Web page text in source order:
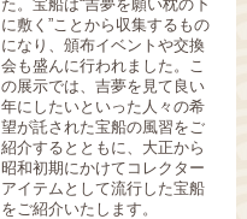
た。宝船は“吉夢を願い枕の下
に敷く”ことから収集するもの
になり、頒布イベントや交換
会も盛んに行われました。こ
の展示では、吉夢を見て良い
年にしたいといった人々の希
望が託された宝船の風習をご
紹介するとともに、大正から
昭和初期にかけてコレクター
アイテムとして流行した宝船
をご紹介いたします。